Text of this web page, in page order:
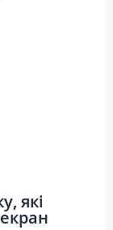
які